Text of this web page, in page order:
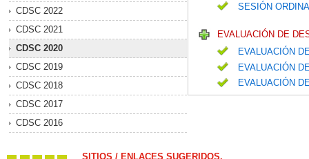
CDSC 2022
CDSC 2021
CDSC 2020
CDSC 2019
CDSC 2018
CDSC 2017
CDSC 2016
SESIÓN
EVALUACIÓN DE
EVALUACIÓN
EVALUACIÓN
EVALUACIÓN
SITIOS / ENLACES SUGERIDOS.